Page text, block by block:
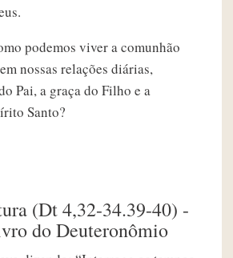
podemos viver a comunhão
nossas relações diárias,
Pai, a graça do Filho e a
Santo?
(Dt 4,32-34.39-40) -
do Deuteronômio